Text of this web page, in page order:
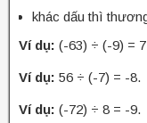
khác dấu thì
Ví dụ: (-63) ÷ (-9) =
Ví dụ: 56 ÷ (-7) = -8.
Ví dụ: (-72) ÷ 8 = -9.